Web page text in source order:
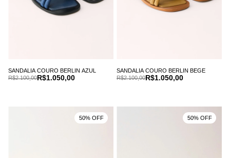
SANDALIA COURO BERLIN AZUL
R$1.050,00
R$2.100,00
SANDALIA COURO BERLIN BEGE
R$1.050,00
R$2.100,00
50% OFF 50% OFF